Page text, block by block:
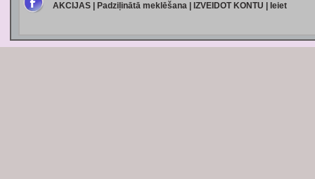
AKCIJAS| Padziļinātā meklēšana| IZVEIDOT KONTU Ieiet